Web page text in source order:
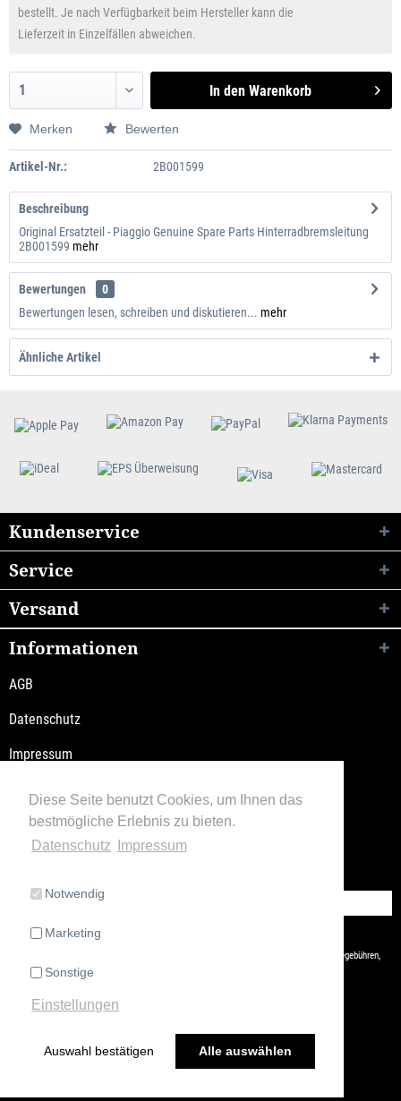
Diese Seite benutzt Cookies, um Ihnen das
bestmögliche Erlebnis zu bieten.
Datenschutz
Impressum
Notwendig
Marketing
Sonstige
Einstellungen
Auswahl bestätigen Alle auswählen
bestellt. Je nach Verfügbarkeit beim Hersteller kann die
Lieferzeit in Einzelfällen abweichen.
In den Warenkorb
Merken Bewerten
Artikel-Nr.: 2B001599
Beschreibung
Original Ersatzteil - Piaggio Genuine Spare Parts Hinterradbremsleitung
2B001599 mehr
Bewertungen
0
Bewertungen lesen, schreiben und diskutieren... mehr
Ähnliche Artikel
Kundenservice
Service
Informationen
AGB
Datenschutz
Impressum
Widerrufsbelehrung
Versand
und ggf. Nachnahmegebühren,